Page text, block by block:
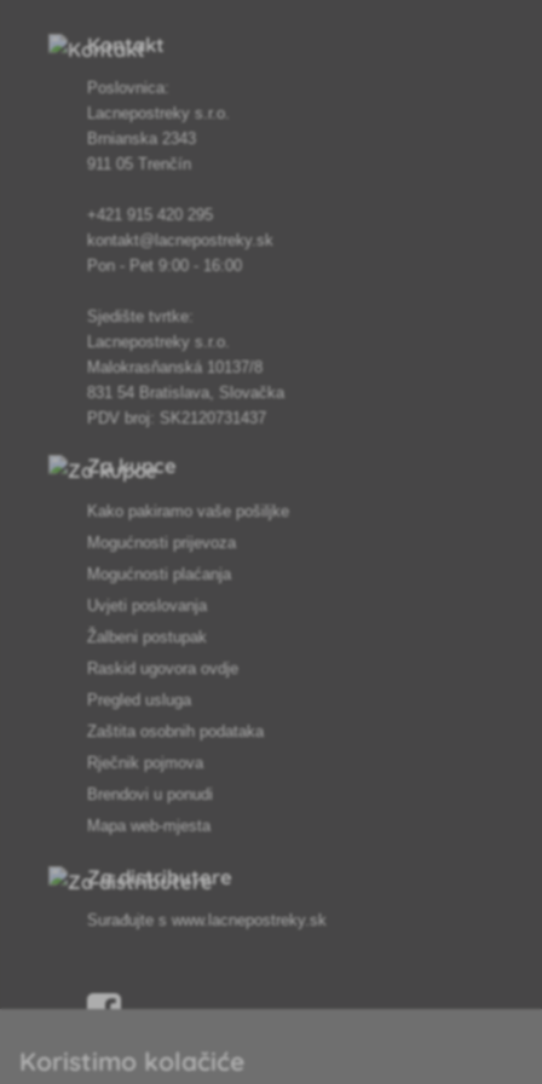
Kontakt
Poslovnica:
Lacnepostreky s.r.o.
Brnianska 2343
911 05 Trenčín
+421 915 420 295
kontakt@lacnepostreky.sk
Pon - Pet 9:00 - 16:00
Sjedište tvrtke:
Lacnepostreky s.r.o.
Malokrasňanská 10137/8
831 54 Bratislava, Slovačka
PDV broj: SK2120731437
Za kupce
Kako pakiramo vaše pošiljke
Mogućnosti prijevoza
Mogućnosti plaćanja
Uvjeti poslovanja
Žalbeni postupak
Raskid ugovora ovdje
Pregled usluga
Zaštita osobnih podataka
Rječnik pojmova
Brendovi u ponudi
Mapa web-mjesta
Za distributere
Surađujte s www.lacnepostreky.sk
Uvijek ćemo vas profesionalno savjetovati
Koristimo kolačiće